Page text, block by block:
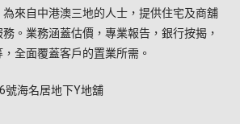
來自中港澳三地的人士，提供住宅及商舖
。業務涵蓋估價，專業報告，銀行按揭，
全面覆蓋客戶的置業所需。
號海名居地下Y地舖